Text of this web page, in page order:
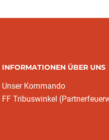
INFORMATIONEN ÜBER UNS
Unser Kommando
FF Tribuswinkel